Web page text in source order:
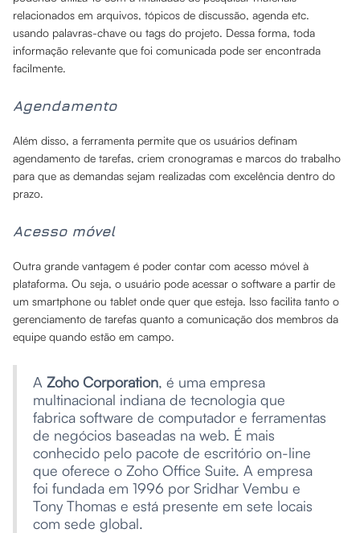
relacionados em arquivos, tópicos de discussão, agenda etc.
usando palavras-chave ou tags do projeto. Dessa forma, toda
informação relevante que foi comunicada pode ser encontrada
facilmente.
Agendamento
Além disso, a ferramenta permite que os usuários definam
agendamento de tarefas, criem cronogramas e marcos do trabalho
para que as demandas sejam realizadas com excelência dentro do
prazo.
Acesso móvel
Outra grande vantagem é poder contar com acesso móvel à
plataforma. Ou seja, o usuário pode acessar o software a partir de
um smartphone ou tablet onde quer que esteja. Isso facilita tanto o
gerenciamento de tarefas quanto a comunicação dos membros da
equipe quando estão em campo.
A Zoho Corporation, é uma empresa
multinacional indiana de tecnologia que
fabrica software de computador e ferramentas
de negócios baseadas na web. É mais
conhecido pelo pacote de escritório on-line
que oferece o Zoho Office Suite. A empresa
foi fundada em 1996 por Sridhar Vembu e
Tony Thomas e está presente em sete locais
com sede global.